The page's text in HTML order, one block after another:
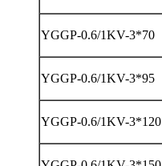
YGGP-0.6/1KV-3*70
YGGP-0.6/1KV-3*95
YGGP-0.6/1KV-3*120